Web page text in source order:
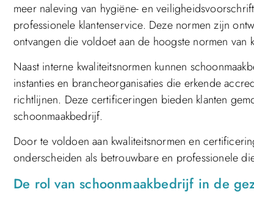
meer naleving van hygiëne- en
professionele klantenservice. Deze normen zijn
ontvangen die voldoet aan de hoogste normen van
Naast interne kwaliteitsnormen kunnen
instanties en brancheorganisaties die erkende
richtlijnen. Deze certificeringen bieden klanten
schoonmaakbedrijf.
Door te voldoen aan kwaliteitsnormen en
onderscheiden als betrouwbare en professionele
De rol van schoonmaakbedrijf in de